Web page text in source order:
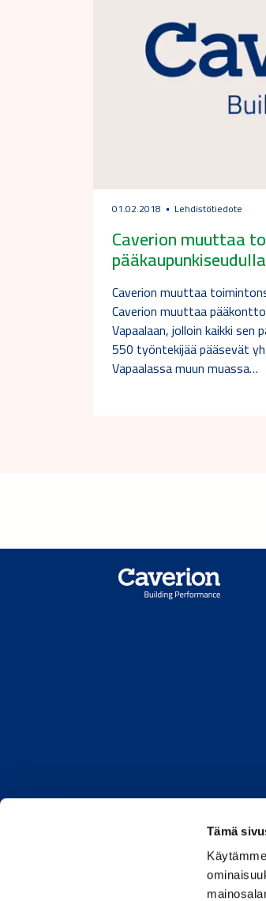
Tämä
01.02.2018 Lehdistötiedote
Caverion muuttaa
pääkaupunkiseudulla
Caverion muuttaa
Caverion muuttaa
Vapaalaan, jolloin kaikki
550 työntekijää pääsevät
Vapaalassa muun muassa…